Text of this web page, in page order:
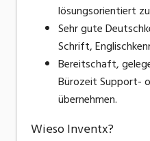
lösungsorientiert
Sehr gute
Schrift,
Bereitschaft,
Bürozeit Support-
übernehmen.
Wieso Inventx?